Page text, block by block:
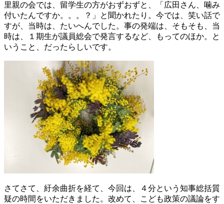
里親の会では、留学生の方がおずおずと、「広田さん、噛み
付いたんですか。。。？」と聞かれたり。今では、笑い話で
すが、当時は、たいへんでした。事の発端は、そもそも、当
時は、１期生が議員総会で発言するなど、もってのほか。と
いうこと、だったらしいです。
さてさて、紆余曲折を経て、今回は、４分という知事総括質
疑の時間をいただきました。改めて、こども政策の議論をす